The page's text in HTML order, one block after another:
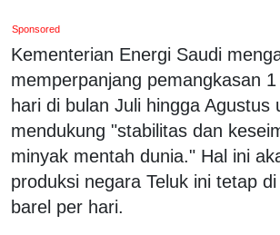
Sponsored
Kementerian Energi Saudi
memperpanjang pemangkasan
hari di bulan Juli hingga Agustus
mendukung "stabilitas dan
minyak mentah dunia." Hal ini
produksi negara Teluk ini tetap
barel per hari.